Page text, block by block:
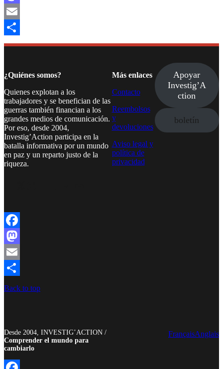
Mastodon
Email
Compartir
¿Quiénes somos?
Quienes explotan a los
trabajadores y se benefician de las
guerras también financian a los
grandes medios de comunicación.
Por eso, desde 2004,
Investig’Action participa en la
batalla informativa por un mundo
en paz y un reparto justo de la
riqueza.
Más enlaces
Contacto
Reembolsos
y
devoluciones
Aviso legal y
política de
privacidad
Apoyar
Investig’A
ction
boletín
Facebook
Mastodon
Email
Compartir
Back to top
Desde 2004, INVESTIG’ACTION /
Comprender el mundo para
cambiarlo
FrançaisAnglais